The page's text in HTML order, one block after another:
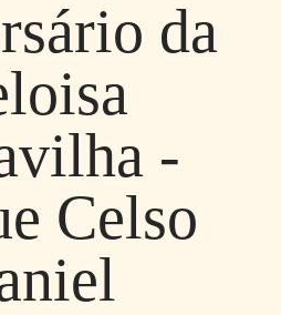
da
-
Celso